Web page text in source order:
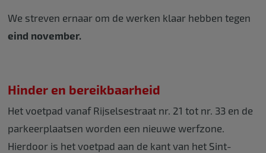
We streven ernaar om de werken klaar hebben tegen
eind november.
Hinder en bereikbaarheid
Het voetpad vanaf Rijselsestraat nr. 21 tot nr. 33 en de
parkeerplaatsen worden een nieuwe werfzone.
Hierdoor is het voetpad aan de kant van het Sint-